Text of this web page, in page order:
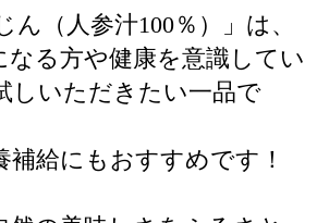
ん（人参汁100％）」は、
なる方や健康を意識してい
しいただきたい一品で
補給にもおすすめです！